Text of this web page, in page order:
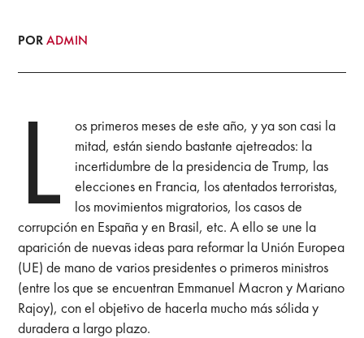
PORADMIN
L
os primeros meses de este año, y ya son casi la
mitad, están siendo bastante ajetreados: la
incertidumbre de la presidencia de Trump, las
elecciones en Francia, los atentados terroristas,
los movimientos migratorios, los casos de
corrupción en España y en Brasil, etc. A ello se une la
aparición de nuevas ideas para reformar la Unión Europea
(UE) de mano de varios presidentes o primeros ministros
(entre los que se encuentran Emmanuel Macron y Mariano
Rajoy), con el objetivo de hacerla mucho más sólida y
duradera a largo plazo.